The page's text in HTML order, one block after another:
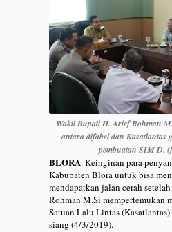
Wakil Bupati H. Arief Rohman
antara difabel dan Kasatlantas
pembuatan SIM D.
BLORA. Keinginan para
Kabupaten Blora untuk bisa
mendapatkan jalan cerah
Rohman M.Si mempertemukan
Satuan Lalu Lintas
siang (4/3/2019).